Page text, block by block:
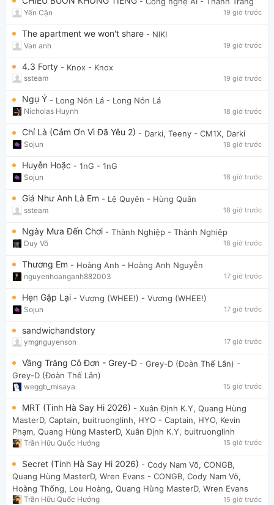
Yến Cận 19 giờ trước
The apartment we won't share - NIKI
Van anh 19 giờ trước
4.3 Forty - Knox - Knox
ssteam 19 giờ trước
Ngụ Ý - Long Nón Lá - Long Nón Lá
Nicholas Huynh 18 giờ trước
Chỉ Là (Cảm Ơn Vì Đã Yêu 2) - Darki, Teeny - CM1X, Darki
Sojun 18 giờ trước
Huyễn Hoặc - 1nG - 1nG
Sojun 18 giờ trước
Giá Như Anh Là Em - Lệ Quyên - Hùng Quân
ssteam 18 giờ trước
Ngày Mưa Đến Chơi - Thành Nghiệp - Thành Nghiệp
Duy Võ 18 giờ trước
Thương Em - Hoàng Anh - Hoàng Anh Nguyễn
nguyenhoanganh882003 17 giờ trước
Hẹn Gặp Lại - Vương (WHEE!) - Vương (WHEE!)
Sojun 17 giờ trước
sandwichandstory
ymgnguyenson 17 giờ trước
Vầng Trăng Cô Đơn - Grey-D - Grey-D (Đoàn Thế Lân) -
Grey-D (Đoàn Thế Lân)
weggb_misaya 15 giờ trước
MRT (Tinh Hà Say Hi 2026) - Xuân Định K.Y, Quang Hùng
MasterD, Captain, buitruonglinh, HYO - Captain, HYO, Kevin
Phạm, Quang Hùng MasterD, Xuân Định K.Y, buitruonglinh
Trần Hữu Quốc Hướng 15 giờ trước
Secret (Tinh Hà Say Hi 2026) - Cody Nam Võ, CONGB,
Quang Hùng MasterD, Wren Evans - CONGB, Cody Nam Võ,
Hoàng Thống, Lou Hoàng, Quang Hùng MasterD, Wren Evans
Trần Hữu Quốc Hướng 15 giờ trước